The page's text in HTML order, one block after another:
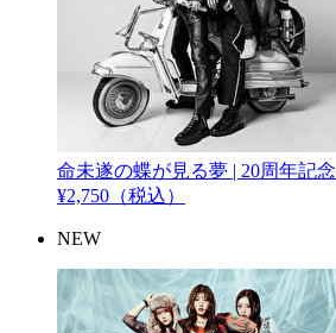
命未遂の蝶が見る夢 | 20周年記念
¥2,750（税込）
NEW